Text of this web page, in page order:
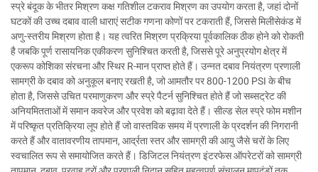
स्प्रे बंदूक के भीतर मिश्रण कक्ष गतिशील टकराव मिश्रण का उपयोग करता है, जहां दोनों
घटकों की उच्च दबाव वाली धाराएं सटीक गणना कोणों पर टकराती हैं, जिससे मिलीसेकंड में
अणु-स्तरीय मिश्रण होता है। यह त्वरित मिश्रण प्रक्रिया पूर्वकालिक ठीक होने को रोकती
है जबकि पूर्ण रासायनिक एकीकरण सुनिश्चित करती है, जिससे पूरे अनुप्रयोग क्षेत्र में
एकरूप कोशिका संरचना और स्थिर R-मान प्राप्त होते हैं। उन्नत दबाव नियंत्रण प्रणाली
सामग्री के दबाव को अनुकूल बनाए रखती है, जो आमतौर पर 800-1200 PSI के बीच
होता है, जिससे उचित परमाणुकरण और स्प्रे पैटर्न सुनिश्चित होते हैं जो सब्सट्रेट की
अनियमितताओं में समान कवरेज और प्रवेश को बढ़ावा देते हैं। सील्ड सेल स्प्रे फोम मशीन
में परिष्कृत प्रतिक्रिया लूप होते हैं जो वास्तविक समय में प्रणाली के प्रदर्शन की निगरानी
करते हैं और वातावरणीय तापमान, आर्द्रता स्तर और सामग्री की आयु जैसे चरों के लिए
स्वचालित रूप से समायोजित करते हैं। डिजिटल नियंत्रण इंटरफेस ऑपरेटरों को सामग्री